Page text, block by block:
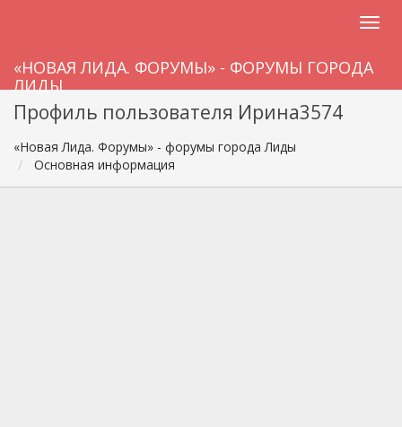
«НОВАЯ ЛИДА. ФОРУМЫ» - ФОРУМЫ ГОРОДА
ЛИДЫ
Профиль пользователя Ирина3574
«Новая Лида. Форумы» - форумы города Лиды
Основная информация